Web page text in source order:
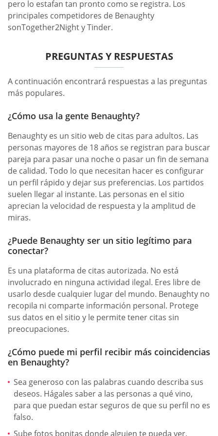
pero lo estafan tan pronto como se registra. Los
principales competidores de Benaughty
sonTogether2Night y Tinder.
PREGUNTAS Y RESPUESTAS
A continuación encontrará respuestas a las preguntas
más populares.
¿Cómo usa la gente Benaughty?
Benaughty es un sitio web de citas para adultos. Las
personas mayores de 18 años se registran para buscar
pareja para pasar una noche o pasar un fin de semana
de calidad. Todo lo que necesitan hacer es configurar
un perfil rápido y dejar sus preferencias. Los partidos
suelen llegar al instante. Las personas en el sitio
aprecian la velocidad de respuesta y la amplitud de
miras.
¿Puede Benaughty ser un sitio legítimo para
conectar?
Es una plataforma de citas autorizada. No está
involucrado en ninguna actividad ilegal. Eres libre de
usarlo desde cualquier lugar del mundo. Benaughty no
recopila ni comparte información personal. Protege
sus datos en el sitio y le permite tener citas sin
preocupaciones.
¿Cómo puede mi perfil recibir más coincidencias
en Benaughty?
Sea generoso con las palabras cuando describa sus
deseos. Hágales saber a las personas a qué vino,
para que puedan estar seguros de que su perfil no es
falso.
Sube fotos bonitas donde alguien te pueda ver.